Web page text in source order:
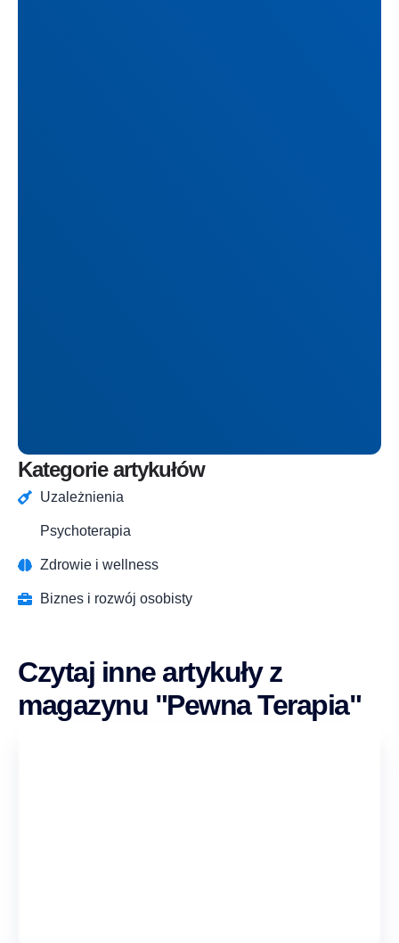
Kategorie artykułów
Uzależnienia
Psychoterapia
Zdrowie i wellness
Biznes i rozwój osobisty
Czytaj inne artykuły z
magazynu "Pewna Terapia"